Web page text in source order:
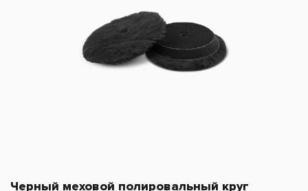
Черный меховой полировальный круг